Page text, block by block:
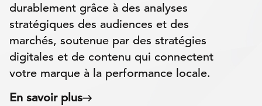
durablement grâce à des analyses
stratégiques des audiences et des
marchés, soutenue par des stratégies
digitales et de contenu qui connectent
votre marque à la performance locale.
En savoir plus